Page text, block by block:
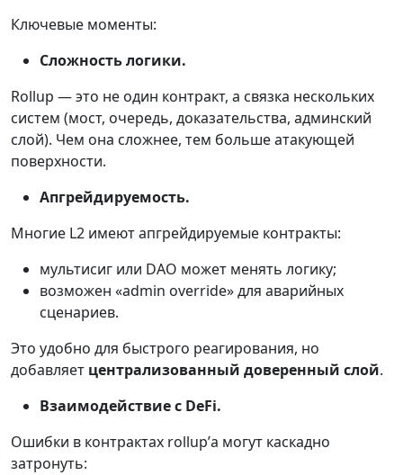
Ключевые моменты:
Сложность логики.
Rollup — это не один контракт, а связка нескольких
систем (мост, очередь, доказательства, админский
слой). Чем она сложнее, тем больше атакующей
поверхности.
Апгрейдируемость.
Многие L2 имеют апгрейдируемые контракты:
мультисиг или DAO может менять логику;
возможен «admin override» для аварийных
сценариев.
Это удобно для быстрого реагирования, но
добавляет централизованный доверенный слой.
Взаимодействие с DeFi.
Ошибки в контрактах rollup’а могут каскадно
затронуть: